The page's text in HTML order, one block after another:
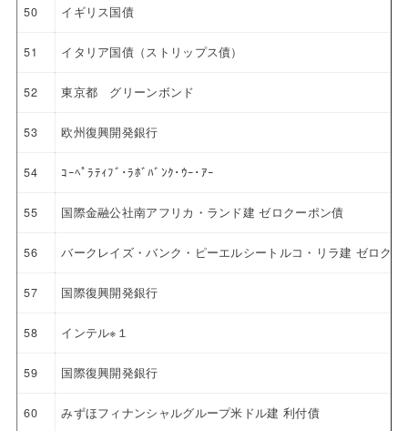
50 イギリス国債
51 イタリア国債（ストリップス債）
52 東京都 グリーンボンド
53 欧州復興開発銀行
54 ｺｰﾍﾟﾗﾃｨﾌﾞ･ﾗﾎﾞﾊﾞﾝｸ･ｳｰ･ｱｰ
55 国際金融公社南アフリカ・ランド建 ゼロクーポン債
56 バークレイズ・バンク・ピーエルシートルコ・リラ建 ゼロクー
57 国際復興開発銀行
58 インテル※１
59 国際復興開発銀行
60 みずほフィナンシャルグループ米ドル建 利付債